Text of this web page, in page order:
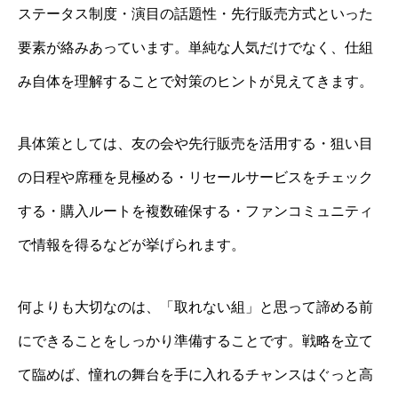
ステータス制度・演目の話題性・先行販売方式といった
要素が絡みあっています。単純な人気だけでなく、仕組
み自体を理解することで対策のヒントが見えてきます。
具体策としては、友の会や先行販売を活用する・狙い目
の日程や席種を見極める・リセールサービスをチェック
する・購入ルートを複数確保する・ファンコミュニティ
で情報を得るなどが挙げられます。
何よりも大切なのは、「取れない組」と思って諦める前
にできることをしっかり準備することです。戦略を立て
て臨めば、憧れの舞台を手に入れるチャンスはぐっと高